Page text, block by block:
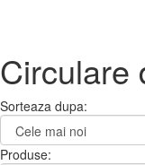
Circulare
Sorteaza dupa:
Produse: